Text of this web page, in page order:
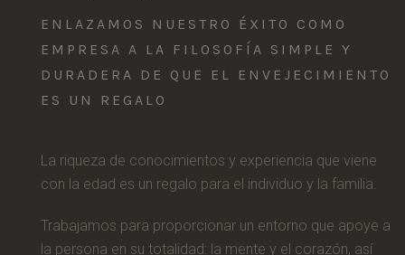
ENLAZAMOS NUESTRO ÉXITO COMO
EMPRESA A LA FILOSOFÍA SIMPLE Y
DURADERA DE QUE EL ENVEJECIMIENTO
ES UN REGALO
La riqueza de conocimientos y experiencia que viene
con la edad es un regalo para el individuo y la familia.
Trabajamos para proporcionar un entorno que apoye a
la persona en su totalidad: la mente y el corazón, así